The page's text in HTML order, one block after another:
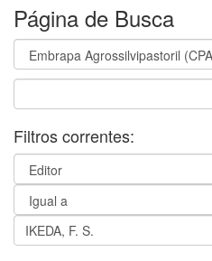
Página de Busca
Filtros correntes: